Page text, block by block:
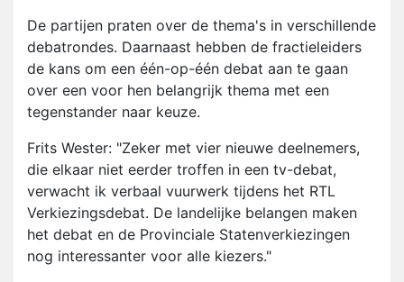
De partijen praten over de thema's in verschillende
debatrondes. Daarnaast hebben de fractieleiders
de kans om een één-op-één debat aan te gaan
over een voor hen belangrijk thema met een
tegenstander naar keuze.
Frits Wester: "Zeker met vier nieuwe deelnemers,
die elkaar niet eerder troffen in een tv-debat,
verwacht ik verbaal vuurwerk tijdens het RTL
Verkiezingsdebat. De landelijke belangen maken
het debat en de Provinciale Statenverkiezingen
nog interessanter voor alle kiezers."